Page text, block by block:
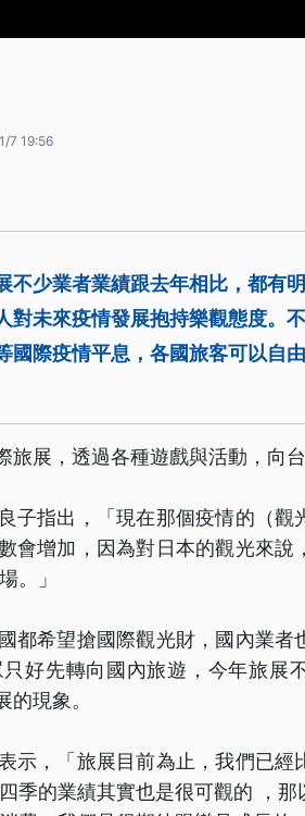
7 19:56
不少業者業績跟去年相比，都有
對未來疫情發展抱持樂觀態度。
國際疫情平息，各國旅客可以自
展，透過各種遊戲與活動，向台
子指出，「現在那個疫情的（觀
會增加，因為對日本的觀光來說
。」
都希望搶國際觀光財，國內業者
好先轉向國內旅遊，今年旅展
現象。
示，「旅展目前為止，我們已經
季的業績其實也是很可觀的 ，